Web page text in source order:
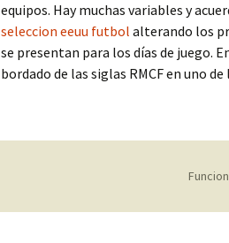
equipos. Hay muchas variables y
seleccion eeuu futbol alterando los
se presentan para los días de juego.
bordado de las siglas RMCF en uno